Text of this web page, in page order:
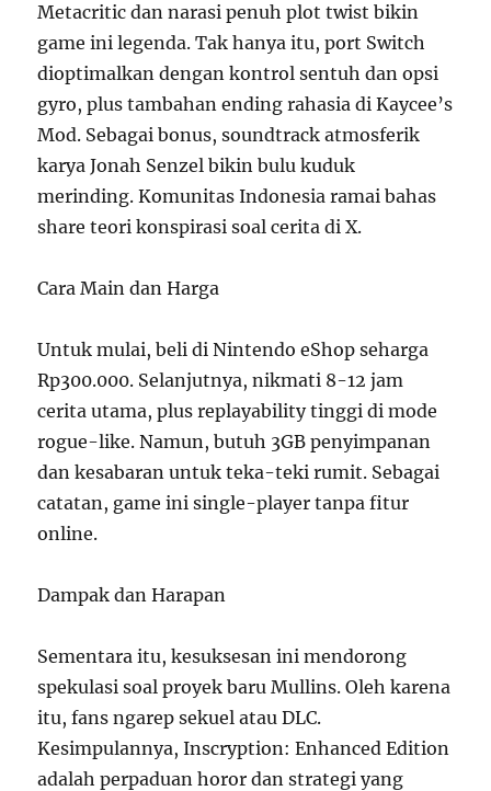
Metacritic dan narasi penuh plot twist bikin
game ini legenda. Tak hanya itu, port Switch
dioptimalkan dengan kontrol sentuh dan opsi
gyro, plus tambahan ending rahasia di Kaycee’s
Mod. Sebagai bonus, soundtrack atmosferik
karya Jonah Senzel bikin bulu kuduk
merinding. Komunitas Indonesia ramai bahas
share teori konspirasi soal cerita di X.
Cara Main dan Harga
Untuk mulai, beli di Nintendo eShop seharga
Rp300.000. Selanjutnya, nikmati 8-12 jam
cerita utama, plus replayability tinggi di mode
rogue-like. Namun, butuh 3GB penyimpanan
dan kesabaran untuk teka-teki rumit. Sebagai
catatan, game ini single-player tanpa fitur
online.
Dampak dan Harapan
Sementara itu, kesuksesan ini mendorong
spekulasi soal proyek baru Mullins. Oleh karena
itu, fans ngarep sekuel atau DLC.
Kesimpulannya, Inscryption: Enhanced Edition
adalah perpaduan horor dan strategi yang